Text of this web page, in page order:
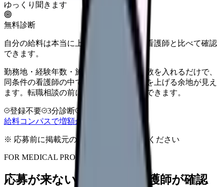
ゆっくり聞きます
無料診断
自分の給料は本当に上がる？同じ条件の看護師と比べて確認
できます。
勤務地・経験年数・施設タイプ・夜勤回数を入れるだけで、
同条件の看護師の中での現在地と、年収を上げる余地が見え
ます。転職相談の前に、まず数字で整理できます。
登録不要 3分診断
同条件で比較
給料コンパスで増額余地を確認する
※ 応募前に掲載元の最新情報を確認してください
FOR MEDICAL PROVIDERS
応募が来ない求人票を、看護師が確認